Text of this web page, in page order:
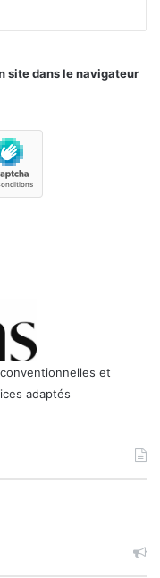
site dans le navigateur
et
adaptés